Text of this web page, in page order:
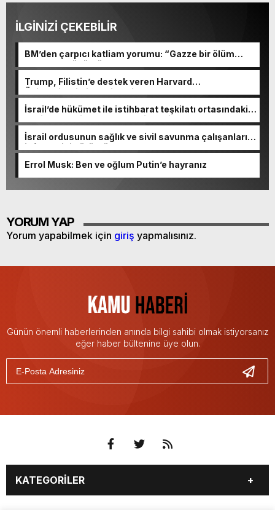
İLGİNİZİ ÇEKEBİLİR
BM’den çarpıcı katliam yorumu: “Gazze bir ölüm
tarlasına dönüştü”
Trump, Filistin’e destek veren Harvard
Üniversitesi’ni tehdit etti
İsrail’de hükümet ile istihbarat teşkilatı ortasındaki
çekişme yeni skandalla derinleşti
İsrail ordusunun sağlık ve sivil savunma çalışanlarını
infaz ettiği görüntüler ortaya çıktı
Errol Musk: Ben ve oğlum Putin’e hayranız
YORUM YAP
Yorum yapabilmek için giriş yapmalısınız.
Günün önemli haberlerinden anında bilgi sahibi olmak istiyorsanız
eğer haber bültenine üye olun.
KATEGORİLER